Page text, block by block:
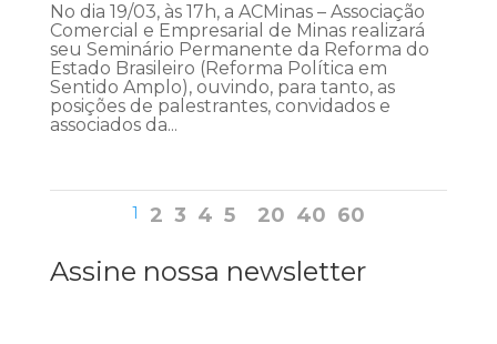
No dia 19/03, às 17h, a ACMinas – Associação
Comercial e Empresarial de Minas realizará
seu Seminário Permanente da Reforma do
Estado Brasileiro (Reforma Política em
Sentido Amplo), ouvindo, para tanto, as
posições de palestrantes, convidados e
associados da...
1 2 3 4 5 20 40 60
Assine nossa newsletter